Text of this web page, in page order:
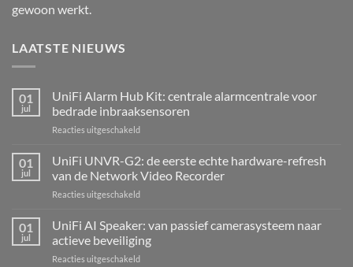
gewoon werkt.
LAATSTE NIEUWS
01
jul
UniFi Alarm Hub Kit: centrale alarmcentrale voor
bedrade inbraaksensoren
Reacties uitgeschakeldvoor
Alarm
Kit:
centrale
voor
inbraaksensoren
01
jul
UniFi UNVR-G2: de eerste echte hardware-refresh
van de Network Video Recorder
Reacties uitgeschakeldvoor
de
eerste
01
jul
UniFi AI Speaker: van passief camerasysteem naar
actieve beveiliging
Reacties uitgeschakeldvoor